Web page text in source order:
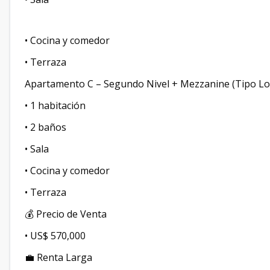
• Cocina y comedor
• Terraza
Apartamento C – Segundo Nivel + Mezzanine (Tipo
• 1 habitación
• 2 baños
• Sala
• Cocina y comedor
• Terraza
💰 Precio de Venta
• US$ 570,000
💼 Renta Larga